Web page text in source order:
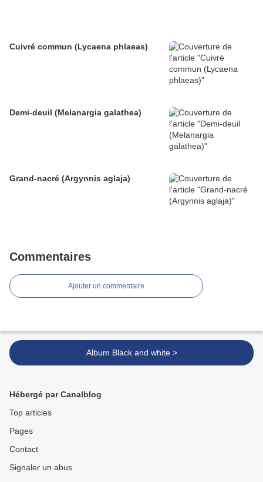
Cuivré commun (Lycaena phlaeas)
Demi-deuil (Melanargia galathea)
Grand-nacré (Argynnis aglaja)
Commentaires
Ajouter un commentaire
Album Black and white >
Hébergé par Canalblog
Top articles
Pages
Contact
Signaler un abus